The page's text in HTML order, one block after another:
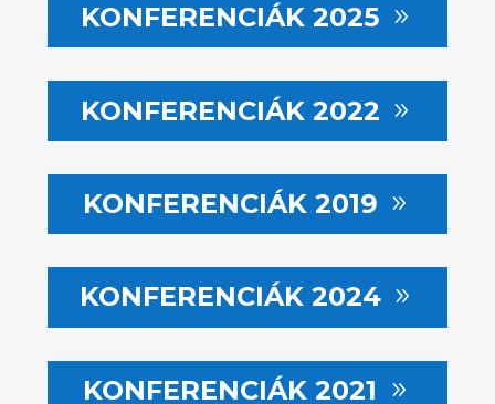
KONFERENCIÁK 2025
KONFERENCIÁK 2022
KONFERENCIÁK 2019
KONFERENCIÁK 2024
KONFERENCIÁK 2021